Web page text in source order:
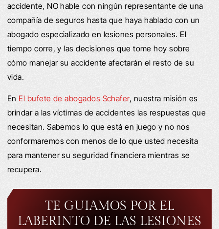
accidente, NO hable con ningún representante de una
compañía de seguros hasta que haya hablado con un
abogado especializado en lesiones personales. El
tiempo corre, y las decisiones que tome hoy sobre
cómo manejar su accidente afectarán el resto de su
vida.
En El bufete de abogados Schafer, nuestra misión es
brindar a las víctimas de accidentes las respuestas que
necesitan. Sabemos lo que está en juego y no nos
conformaremos con menos de lo que usted necesita
para mantener su seguridad financiera mientras se
recupera.
TE GUIAMOS POR EL
LABERINTO DE LAS LESIONES